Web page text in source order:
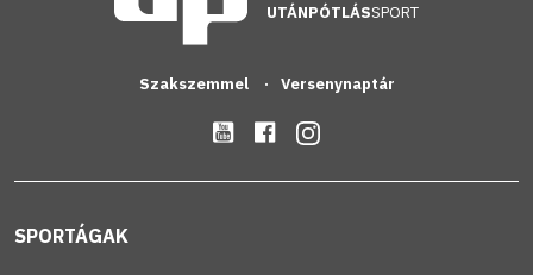
UTÁNPÓTLÁSSPORT
Szakszemmel Versenynaptár
SPORTÁGAK